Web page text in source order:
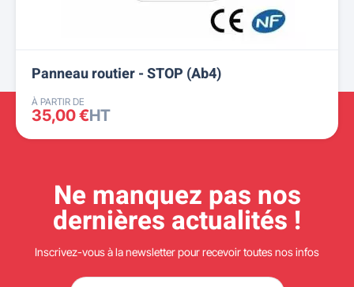
Panneau routier - STOP (Ab4)
À PARTIR DE
35,00 €HT
Ne manquez pas nos
dernières actualités !
Inscrivez-vous à la newsletter pour recevoir toutes nos infos